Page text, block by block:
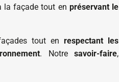
la façade tout en préservant le
tout en respectant les
. Notresavoir-faire,